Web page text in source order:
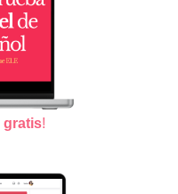
gratis!